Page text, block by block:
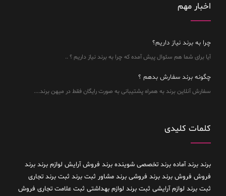
اخبار مهم
چرا به برند نیاز داریم؟
آیا برای شما هم سئوال پیش آمده که چرا به برند نیاز داریم ؟ ..
چگونه برند سفارش بدهم ؟
سفارش آنلاین برند به همراه پشتیبانی به صورت رایگان فقط در میهن برند....
کلمات کلیدی
برند برند آماده برند تخصصی شوینده برند فروش آرایش لوازم برند برند
فروش فروش برند برند فروشی برند مشاور ثبت برند ثبت برند تجاری
ثبت برند لوازم آرایشی ثبت برند لوازم بهداشتی ثبت علامت تجاری فروش